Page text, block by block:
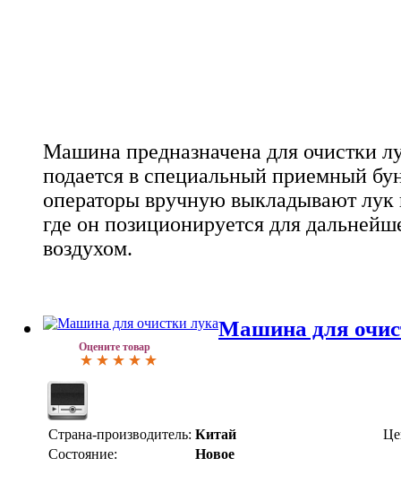
Машина предназначена для очистки
подается в специальный приемный
операторы вручную выкладывают
где он позиционируется для
воздухом.
Оцените товар
Машина для
Страна-производитель: Китай
Состояние:
Новое